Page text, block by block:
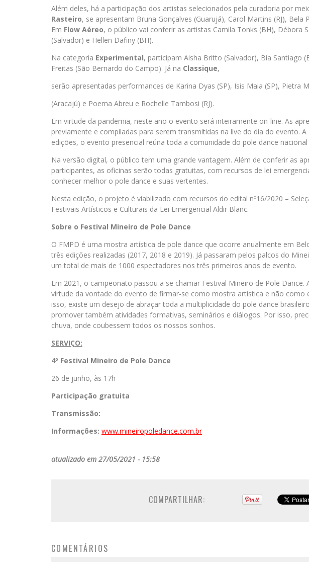
Além deles, há a participação dos artistas selecionados pela curadoria por
Rasteiro, se apresentam Bruna Gonçalves (Guarujá), Carol Martins (RJ), Bela
Em Flow Aéreo, o público vai conferir as artistas Camila Tonks (BH), Débora
(Salvador) e Hellen Dafiny (BH).
Na categoria Experimental, participam Aisha Britto (Salvador), Bia Santiago
Freitas (São Bernardo do Campo). Já na Classique,
serão apresentadas performances de Karina Dyas (SP), Isis Maia (SP), Pietra
(Aracajú) e Poema Abreu e Rochelle Tambosi (RJ).
Em virtude da pandemia, neste ano o evento será inteiramente on-line. As
previamente e compiladas para serem transmitidas na live do dia do evento.
edições, o evento presencial reúna toda a comunidade do pole dance
Na versão digital, o público tem uma grande vantagem. Além de conferir as
participantes, as oficinas serão todas gratuitas, com recursos de lei
conhecer melhor o pole dance e suas vertentes.
Nesta edição, o projeto é viabilizado com recursos do edital nº16/2020 –
Festivais Artísticos e Culturais da Lei Emergencial Aldir Blanc.
Sobre o Festival Mineiro de Pole Dance
O FMPD é uma mostra artística de pole dance que ocorre anualmente em
três edições realizadas (2017, 2018 e 2019). Já passaram pelos palcos do
um total de mais de 1000 espectadores nos três primeiros anos de evento.
Em 2021, o campeonato passou a se chamar Festival Mineiro de Pole
virtude da vontade do evento de firmar-se como mostra artística e não como
isso, existe um desejo de abraçar toda a multiplicidade do pole dance
promover também atividades formativas, seminários e diálogos. Por isso,
chuva, onde coubessem todos os nossos sonhos.
SERVIÇO:
4º Festival Mineiro de Pole Dance
26 de junho, às 17h
Participação gratuita
Transmissão:
Informações: www.mineiropoledance.com.br
atualizado em 27/05/2021 - 15:58
COMPARTILHAR:
COMENTÁRIOS